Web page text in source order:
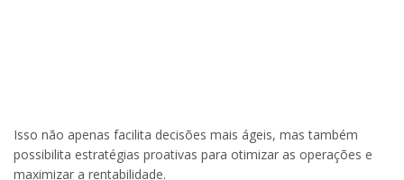
Isso não apenas facilita decisões mais ágeis, mas também
possibilita estratégias proativas para otimizar as operações e
maximizar a rentabilidade.